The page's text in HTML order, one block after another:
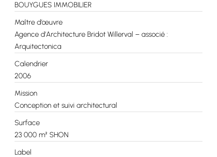
BOUYGUES IMMOBILIER
Maître d’œuvre
Agence d’Architecture Bridot Willerval – associé :
Arquitectonica
Calendrier
2006
Mission
Conception et suivi architectural
Surface
23 000 m² SHON
Label